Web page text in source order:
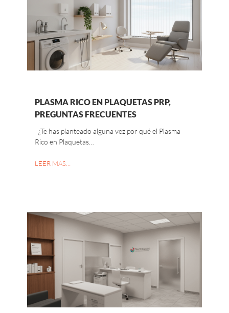
PLASMA RICO EN PLAQUETAS PRP,
PREGUNTAS FRECUENTES
¿Te has planteado alguna vez por qué el Plasma
Rico en Plaquetas…
LEER MAS…